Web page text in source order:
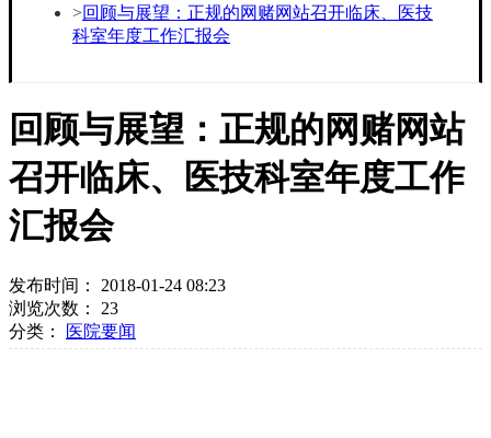
回顾与展望：正规的网赌网站召开临床、医技
科室年度工作汇报会
回顾与展望：正规的网赌网站
召开临床、医技科室年度工作
汇报会
发布时间： 2018-01-24 08:23
浏览次数： 23
分类：
医院要闻